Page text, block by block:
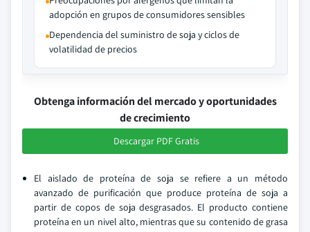
adopción en grupos de consumidores sensibles
Dependencia del suministro de soja y ciclos de
volatilidad de precios
Obtenga información del mercado y oportunidades
de crecimiento
Descargar PDF Gratis
El aislado de proteína de soja se refiere a un método
avanzado de purificación que produce proteína de soja a
partir de copos de soja desgrasados. El producto contiene
proteína en un nivel alto, mientras que su contenido de grasa